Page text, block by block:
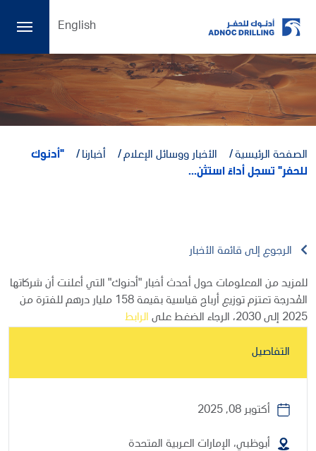
English
الصفحة الرئيسية الأخبار ووسائل الإعلام أخبارنا
"أدنوك
للحفر" تسجل أداءً استثن...
الرجوع إلى قائمة الأخبار
للمزيد من المعلومات حول أحدث أخبار "أدنوك" التي أعلنت أن شركاتها
المُدرجة تعتزم توزيع أرباح قياسية بقيمة 158 مليار درهم للفترة من
2025 إلى 2030، الرجاء الضغط على
الرابط
التفاصيل
أكتوبر 08, 2025
أبوظبي، الإمارات العربية المتحدة